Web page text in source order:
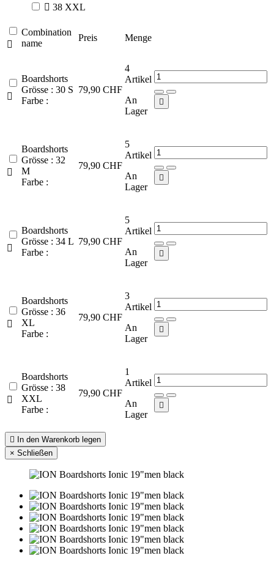
 38 XXL

Combination
name
Preis Menge

Boardshorts
Grösse : 30 S
Farbe :
79,90 CHF
4
Artikel
An
Lager


Boardshorts
Grösse : 32
M
Farbe :
79,90 CHF
5
Artikel
An
Lager


Boardshorts
Grösse : 34 L
Farbe :
79,90 CHF
5
Artikel
An
Lager


Boardshorts
Grösse : 36
XL
Farbe :
79,90 CHF
3
Artikel
An
Lager


Boardshorts
Grösse : 38
XXL
Farbe :
79,90 CHF
1
Artikel
An
Lager


In den Warenkorb legen
× Schließen